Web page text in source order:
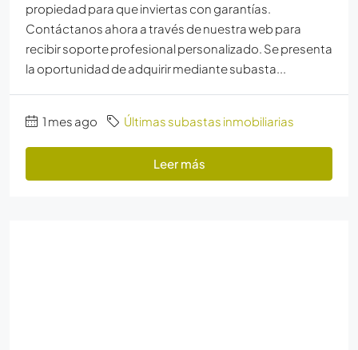
propiedad para que inviertas con garantías.
Contáctanos ahora a través de nuestra web para
recibir soporte profesional personalizado. Se presenta
la oportunidad de adquirir mediante subasta...
1 mes ago Últimas subastas inmobiliarias
Leer más